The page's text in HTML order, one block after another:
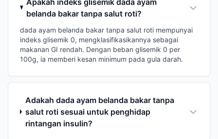
belanda bakar tanpa salut roti?
dada ayam belanda bakar tanpa salut roti mempunyai
indeks glisemik 0, mengklasifikasikannya sebagai
makanan GI rendah. Dengan beban glisemik 0 per
100g, ia memberi kesan minimum pada gula darah.
Adakah dada ayam belanda bakar tanpa
salut roti sesuai untuk penghidap
rintangan insulin?